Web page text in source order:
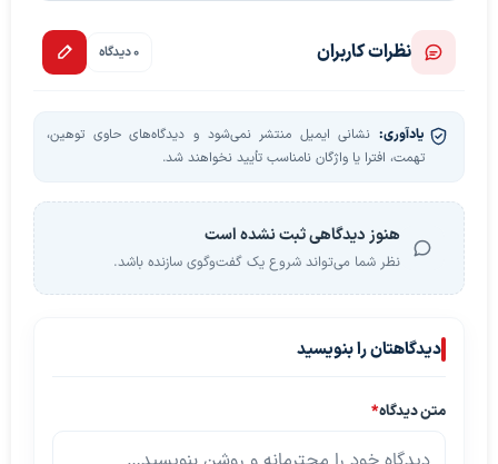
نظرات کاربران 0 دیدگاه
یادآوری: نشانی ایمیل منتشر نمی‌شود و دیدگاه‌های حاوی توهین،
تهمت، افترا یا واژگان نامناسب تأیید نخواهند شد.
هنوز دیدگاهی ثبت نشده است
نظر شما می‌تواند شروع یک گفت‌وگوی سازنده باشد.
دیدگاهتان را بنویسید
متن دیدگاه*